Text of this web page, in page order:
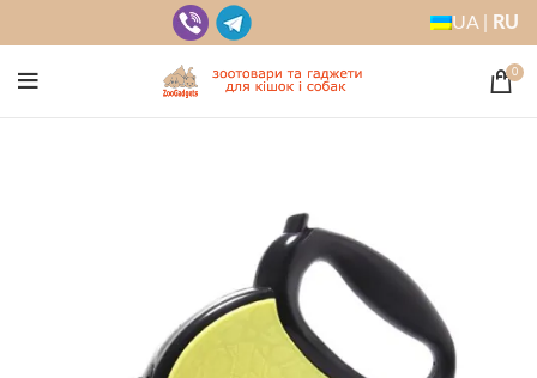
UA | RU
0